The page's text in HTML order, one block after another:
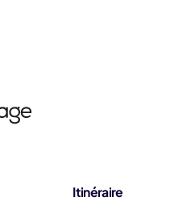
Itinéraire